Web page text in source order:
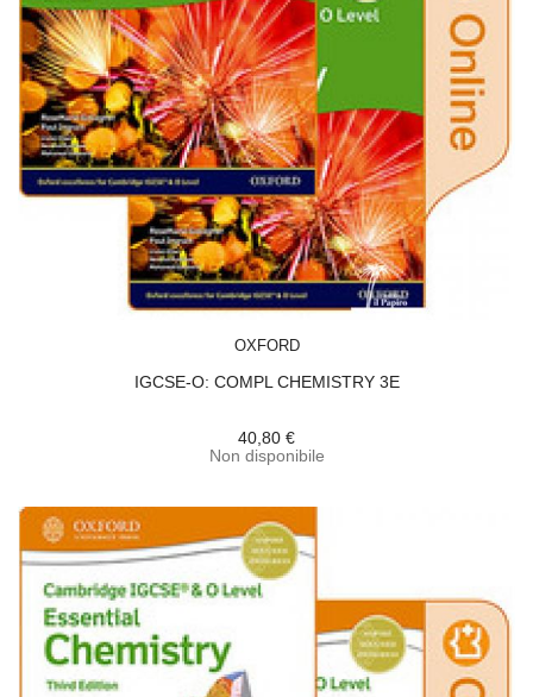
OXFORD
IGCSE-O: COMPL CHEMISTRY 3E
40,80 €
Non disponibile